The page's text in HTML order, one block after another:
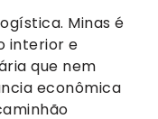
Minas é
interior e
que nem
econômica